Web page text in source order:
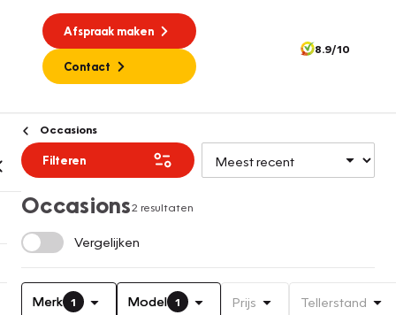
Afspraak maken
Contact
8.9/10
Occasions
Filteren
Occasions2 resultaten
Vergelijken
Merk 1 Model 1 Prijs Tellerstand